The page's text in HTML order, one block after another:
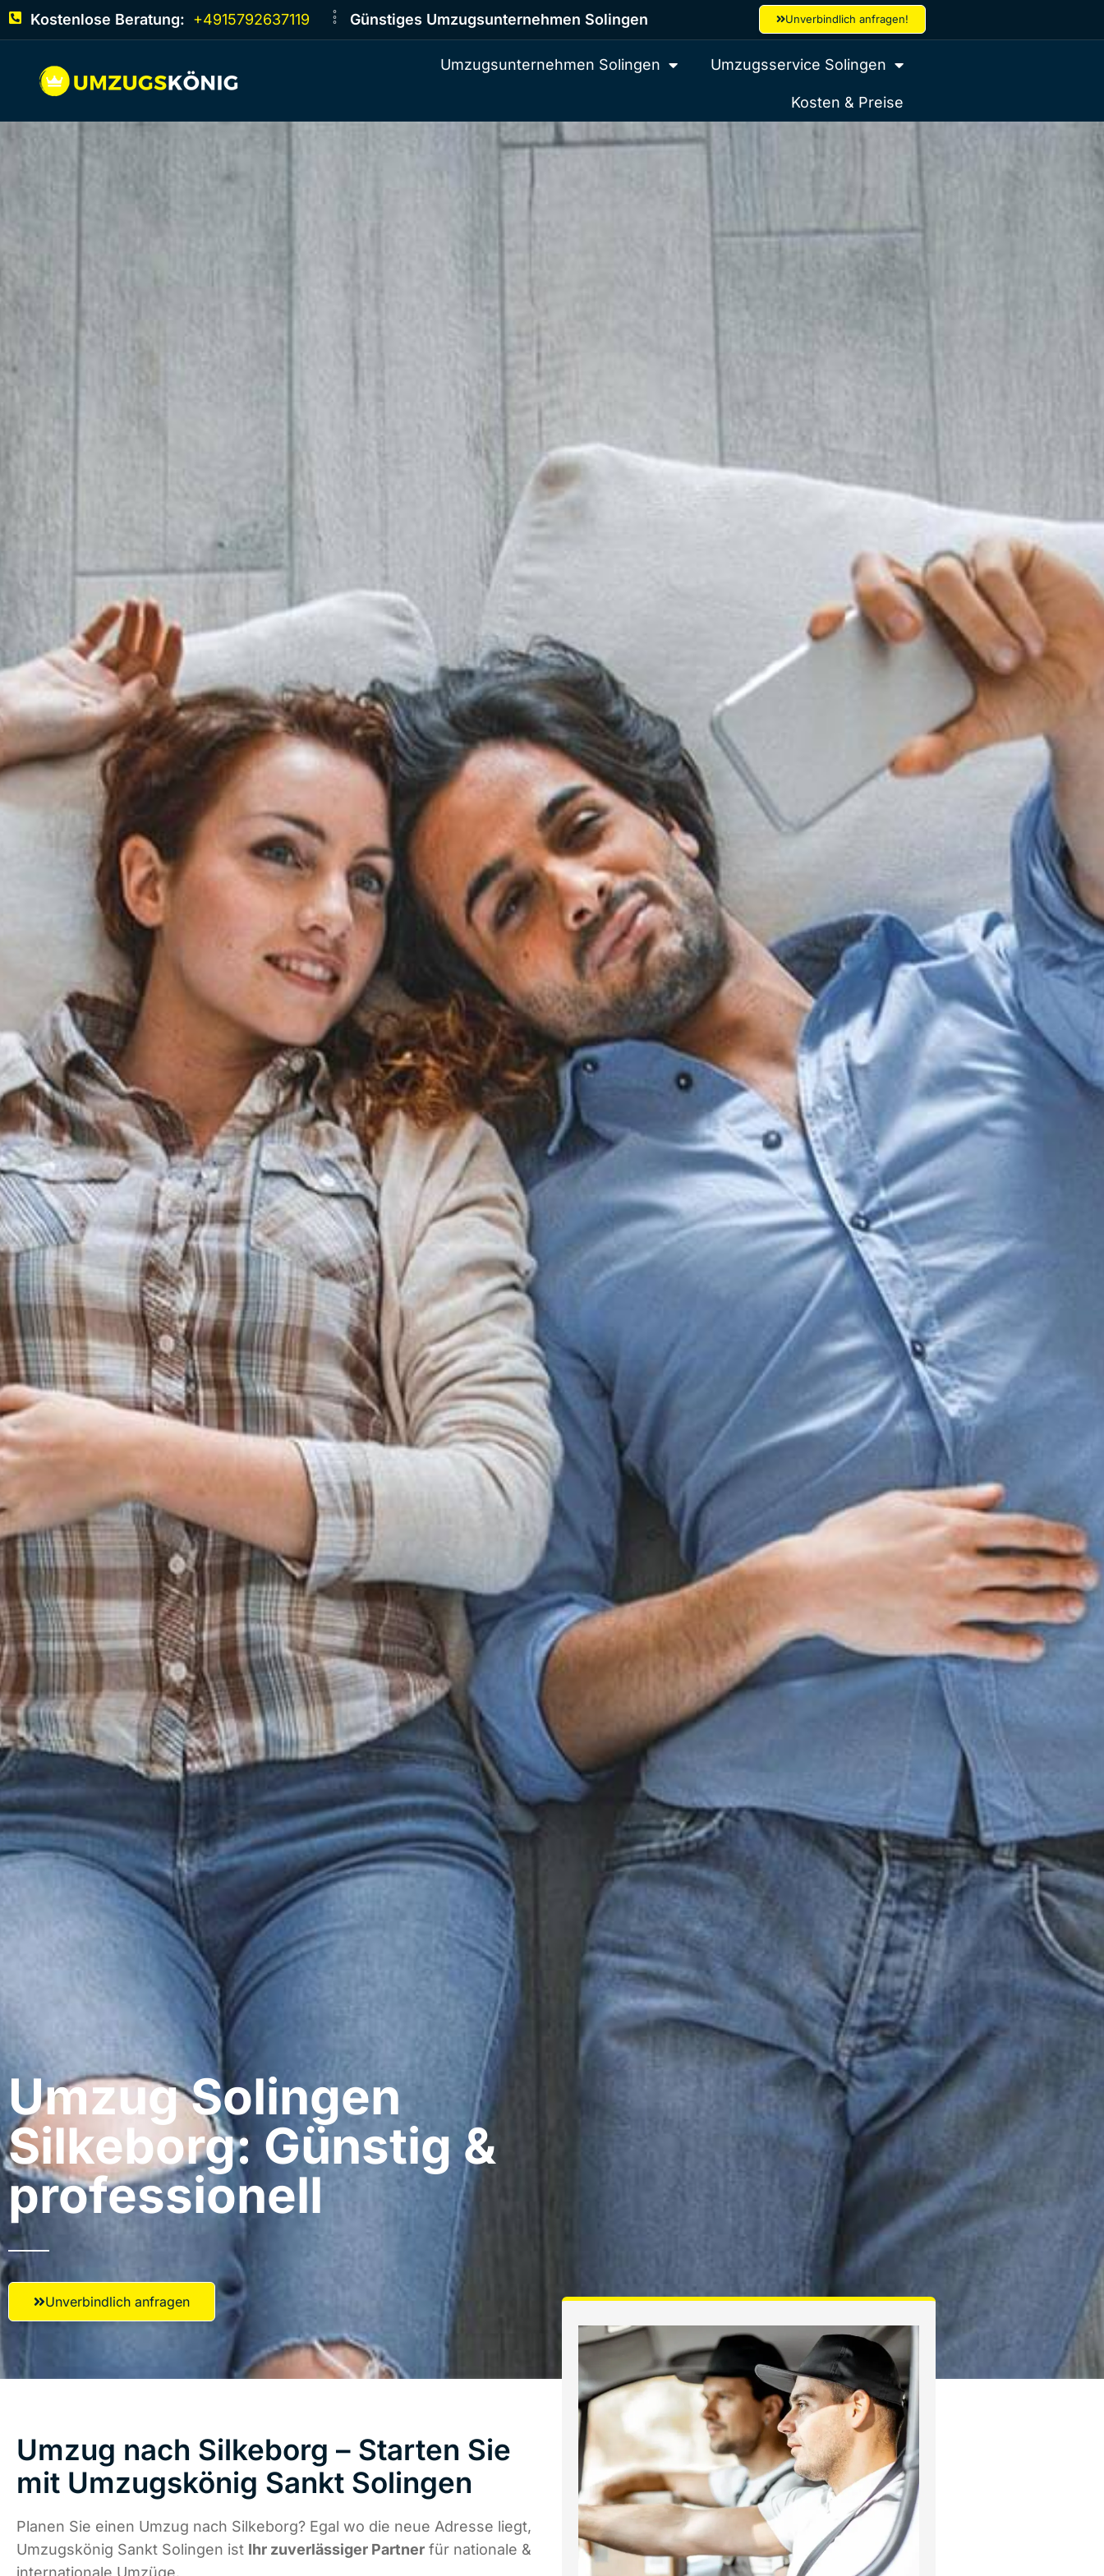
Kostenlose Beratung: +4915792637119 Günstiges Umzugsunternehmen Solingen Unverbindlich anfragen!
Umzugsunternehmen Solingen Umzugsservice Solingen
Kosten & Preise
Umzug Solingen​
Silkeborg: Günstig &
professionell​
Unverbindlich anfragen
Umzug nach Silkeborg – Starten Sie
mit Umzugskönig Sankt Solingen
Planen Sie einen Umzug nach Silkeborg? Egal wo die neue Adresse liegt,
Umzugskönig Sankt Solingen ist Ihr zuverlässiger Partner für nationale &
internationale Umzüge.